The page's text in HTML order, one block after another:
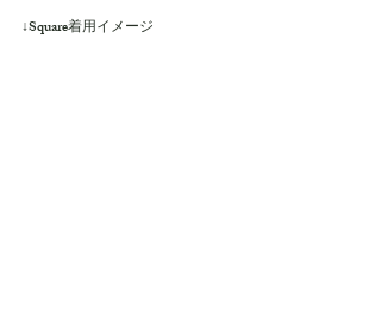
↓Square着用イメージ